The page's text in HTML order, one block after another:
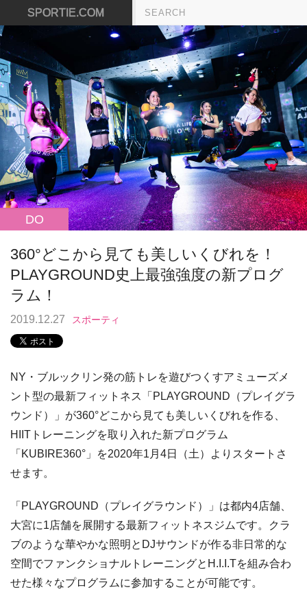
SPORTIE.COM
DO
360°どこから見ても美しいくびれを！
PLAYGROUND史上最強強度の新プログ
ラム！
2019.12.27 スポーティ
NY・ブルックリン発の筋トレを遊びつくすアミューズメ
ント型の最新フィットネス「PLAYGROUND（プレイグラ
ウンド）」が360°どこから見ても美しいくびれを作る、
HIITトレーニングを取り入れた新プログラム
「KUBIRE360°」を2020年1月4日（土）よりスタートさ
せます。
「PLAYGROUND（プレイグラウンド）」は都内4店舗、
大宮に1店舗を展開する最新フィットネスジムです。クラ
ブのような華やかな照明とDJサウンドが作る非日常的な
空間でファンクショナルトレーニングとH.I.I.Tを組み合わ
せた様々なプログラムに参加することが可能です。